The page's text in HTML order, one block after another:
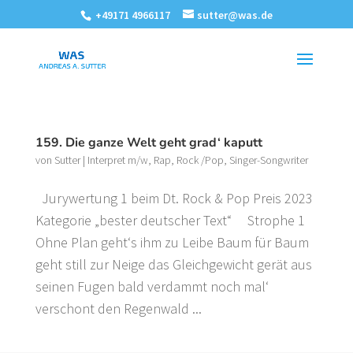
+49171 4966117 sutter@was.de
159. Die ganze Welt geht grad‘ kaputt
von Sutter| Interpret m/w, Rap, Rock /Pop, Singer-Songwriter
Jurywertung 1 beim Dt. Rock & Pop Preis 2023
Kategorie „bester deutscher Text“ Strophe 1
Ohne Plan geht‘s ihm zu Leibe Baum für Baum
geht still zur Neige das Gleichgewicht gerät aus
seinen Fugen bald verdammt noch mal‘
verschont den Regenwald ...